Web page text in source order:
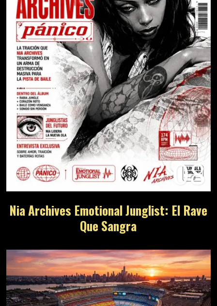
08
Nia Archives Emotional Junglist: El Rave
Que Sangra